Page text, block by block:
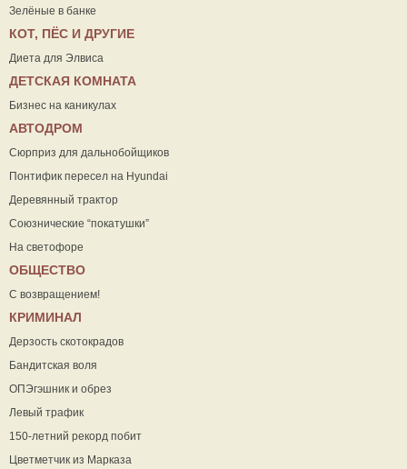
Зелёные в банке
КОТ, ПЁС И ДРУГИЕ
Диета для Элвиса
ДЕТСКАЯ КОМНАТА
Бизнес на каникулах
АВТОДРОМ
Сюрприз для дальнобойщиков
Понтифик пересел на Hyundai
Деревянный трактор
Союзнические “покатушки”
На светофоре
ОБЩЕСТВО
С возвращением!
КРИМИНАЛ
Дерзость скотокрадов
Бандитская воля
ОПЭгэшник и обрез
Левый трафик
150-летний рекорд побит
Цветметчик из Марказа